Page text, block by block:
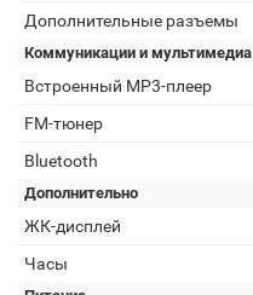
Дополнительные разъемы
Коммуникации и мультимедиа
Встроенный MP3-плеер
FM-тюнер
Bluetooth
Дополнительно
ЖК-дисплей
Часы